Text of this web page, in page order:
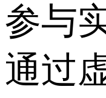
参与
通过